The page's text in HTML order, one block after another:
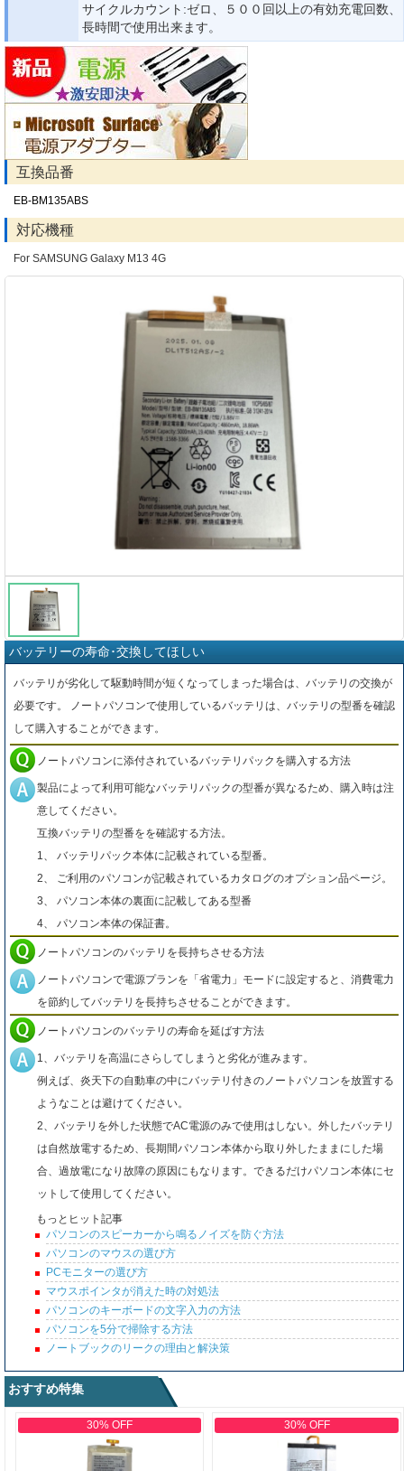
サイクルカウント:ゼロ、５００回以上の有効充電回数、
長時間で使用出来ます。
互換品番
EB-BM135ABS
対応機種
For SAMSUNG Galaxy M13 4G
バッテリーの寿命･交換してほしい
バッテリが劣化して駆動時間が短くなってしまった場合は、バッテリの交換が
必要です。 ノートパソコンで使用しているバッテリは、バッテリの型番を確認
して購入することができます。
ノートパソコンに添付されているバッテリパックを購入する方法
製品によって利用可能なバッテリパックの型番が異なるため、購入時は注
意してください。
互換バッテリの型番をを確認する方法。
1、 バッテリパック本体に記載されている型番。
2、 ご利用のパソコンが記載されているカタログのオプション品ページ。
3、 パソコン本体の裏面に記載してある型番
4、 パソコン本体の保証書。
ノートパソコンのバッテリを長持ちさせる方法
ノートパソコンで電源プランを「省電力」モードに設定すると、消費電力
を節約してバッテリを長持ちさせることができます。
ノートパソコンのバッテリの寿命を延ばす方法
1、バッテリを高温にさらしてしまうと劣化が進みます。
例えば、炎天下の自動車の中にバッテリ付きのノートパソコンを放置する
ようなことは避けてください。
2、バッテリを外した状態でAC電源のみで使用はしない。外したバッテリ
は自然放電するため、長期間パソコン本体から取り外したままにした場
合、過放電になり故障の原因にもなります。できるだけパソコン本体にセ
ットして使用してください。
もっとヒット記事
パソコンのスピーカーから鳴るノイズを防ぐ方法
パソコンのマウスの選び方
PCモニターの選び方
マウスポインタが消えた時の対処法
パソコンのキーボードの文字入力の方法
パソコンを5分で掃除する方法
ノートブックのリークの理由と解決策
おすすめ特集
30% OFF 30% OFF